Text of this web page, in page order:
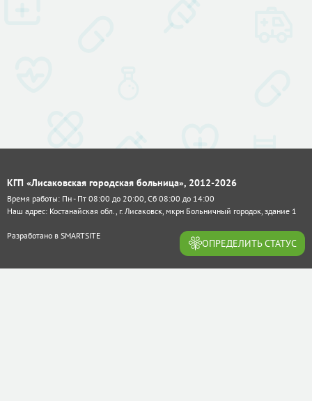
КГП «Лисаковская городская больница», 2012-2026
Время работы: Пн - Пт 08:00 до 20:00, Сб 08:00 до 14:00
Наш адрес: Костанайская обл., г. Лисаковск, мкрн Больничный городок, здание 1
Разработано в SMARTSITE
ОПРЕДЕЛИТЬ СТАТУС